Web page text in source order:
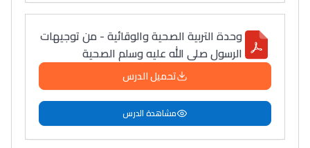
وحدة التربية الصحية والوقائية - من توجيهات
الرسول صلى الله عليه وسلم الصحية
تحميل الدرس
مشاهدة الدرس